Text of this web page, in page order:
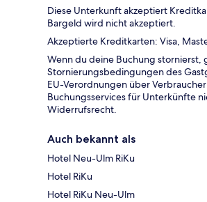
Diese Unterkunft akzeptiert
Bargeld wird nicht akzeptiert.
Akzeptierte Kreditkarten: Visa,
Wenn du deine Buchung stornierst,
Stornierungsbedingungen des
EU-Verordnungen über
Buchungsservices für Unterkünfte
Widerrufsrecht.
Auch bekannt als
Hotel Neu-Ulm RiKu
Hotel RiKu
Hotel RiKu Neu-Ulm